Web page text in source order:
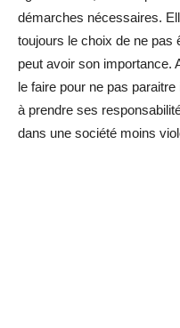
démarches nécessaires.
toujours le choix de ne pas
peut avoir son importance.
le faire pour ne pas
à prendre ses
dans une société moins